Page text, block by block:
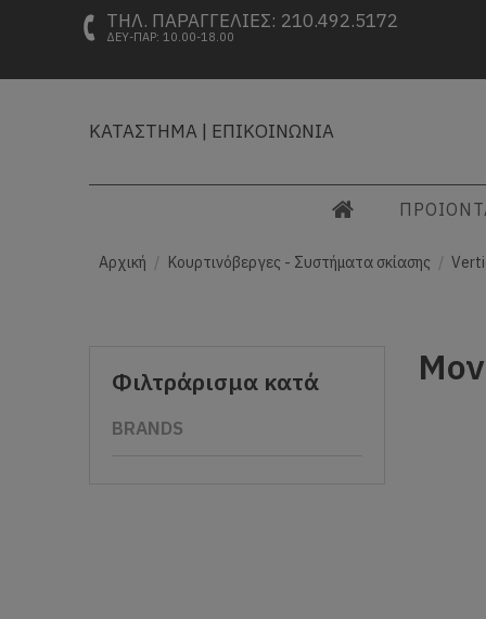
ΤΗΛ. ΠΑΡΑΓΓΕΛΙΕΣ: 210.492.5172
ΔΕΥ-ΠΑΡ: 10.00-18.00
ΚΑΤΑΣΤΗΜΑ | ΕΠΙΚΟΙΝΩΝΙΑ
Αρχική Κουρτινόβεργες - Συστήματα σκίασης
Φιλτράρισμα κατά
BRANDS